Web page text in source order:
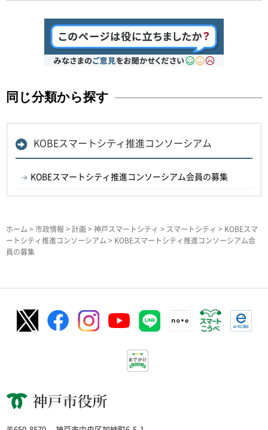
同じ分類から探す
KOBEスマートシティ推進コンソーシアム
KOBEスマートシティ推進コンソーシアム会員の募集
ホーム > 市政情報 > 計画> 神戸スマートシティ > スマートシティ > KOBEスマ
ートシティ推進コンソーシアム > KOBEスマートシティ推進コンソーシアム会
員の募集
神戸市役所